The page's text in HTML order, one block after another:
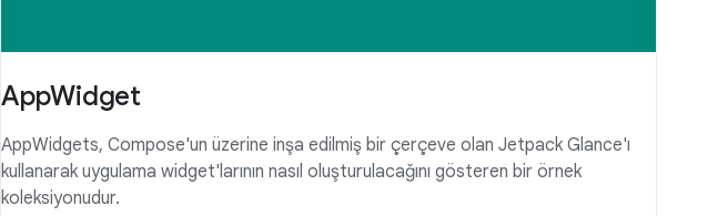
AppWidget
AppWidgets, Compose'un üzerine inşa edilmiş bir çerçeve olan Jetpack Glance'ı
kullanarak uygulama widget'larının nasıl oluşturulacağını gösteren bir örnek
koleksiyonudur.